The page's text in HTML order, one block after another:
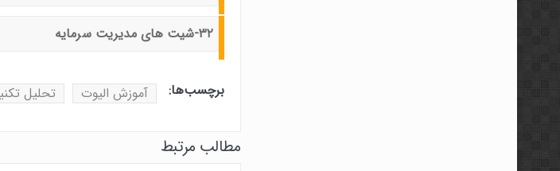
۳۲-شیت های مدیریت سرمایه
برچسب‌ها: آموزش الیوت تحلیل
مطالب مرتبط